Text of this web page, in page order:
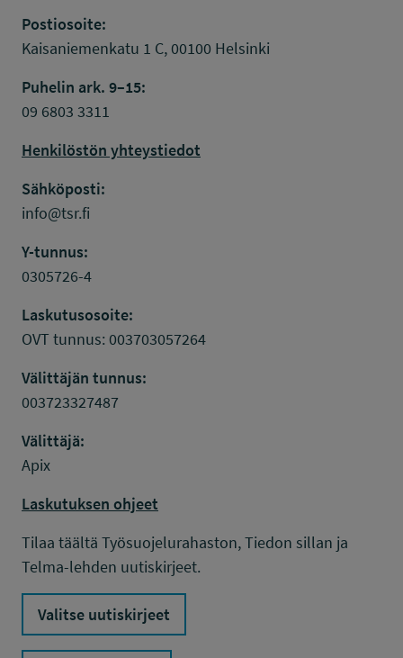
Postiosoite:
Kaisaniemenkatu 1 C, 00100 Helsinki
Puhelin ark. 9–15:
09 6803 3311
Henkilöstön yhteystiedot
Sähköposti:
info@tsr.fi
Y-tunnus:
0305726-4
Laskutusosoite:
OVT tunnus: 003703057264
Välittäjän tunnus:
003723327487
Välittäjä:
Apix
Laskutuksen ohjeet
Tilaa täältä Työsuojelurahaston, Tiedon sillan ja
Telma-lehden uutiskirjeet.
Valitse uutiskirjeet